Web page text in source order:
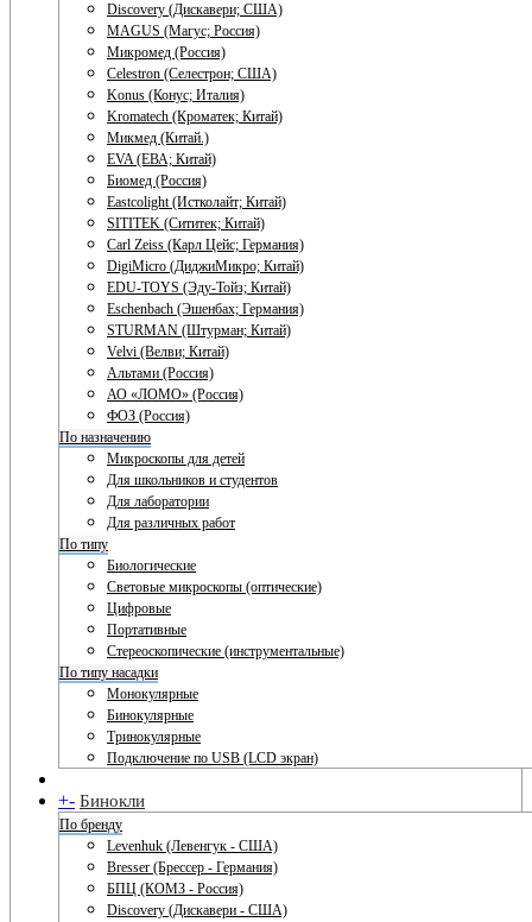
Discovery (Дискавери; США)
MAGUS (Магус; Россия)
Микромед (Россия)
Celestron (Селестрон; США)
Konus (Конус; Италия)
Kromatech (Кроматек; Китай)
Микмед (Китай.)
EVA (ЕВА; Китай)
Биомед (Россия)
Eastcolight (Истколайт; Китай)
SITITEK (Сититек; Китай)
Carl Zeiss (Карл Цейс; Германия)
DigiMicro (ДиджиМикро; Китай)
EDU-TOYS (Эду-Тойз; Китай)
Eschenbach (Эшенбах; Германия)
STURMAN (Штурман; Китай)
Velvi (Велви; Китай)
Альтами (Россия)
АО «ЛОМО» (Россия)
ФОЗ (Россия)
По назначению
Микроскопы для детей
Для школьников и студентов
Для лаборатории
Для различных работ
По типу
Биологические
Световые микроскопы (оптические)
Цифровые
Портативные
Стереоскопические (инструментальные)
По типу насадки
Монокулярные
Бинокулярные
Тринокулярные
Подключение по USB (LCD экран)
+- Бинокли
По бренду
Levenhuk (Левенгук - США)
Bresser (Брессер - Германия)
БПЦ (КОМЗ - Россия)
Discovery (Дискавери - США)